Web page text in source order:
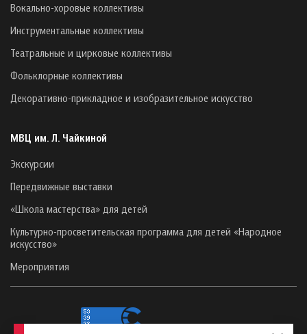
Вокально-хоровые коллективы
Инструментальные коллективы
Театральные и цирковые коллективы
Фольклорные коллективы
Декоративно-прикладное и изобразительное искусство
МВЦ им. Л. Чайкиной
Экскурсии
Передвижные выставки
«Школа мастерства» для детей
Культурно-просветительская программа для детей «Народное
искусство»
Мероприятия